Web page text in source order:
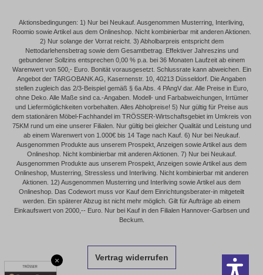
×
Aktionsbedingungen: 1) Nur bei Neukauf. Ausgenommen Musterring, Interliving,
Roomio sowie Artikel aus dem Onlineshop. Nicht kombinierbar mit anderen Aktionen.
2) Nur solange der Vorrat reicht. 3) Abholbarpreis entspricht dem
Nettodarlehensbetrag sowie dem Gesamtbetrag. Effektiver Jahreszins und
gebundener Sollzins entsprechen 0,00 % p.a. bei 36 Monaten Laufzeit ab einem
Warenwert von 500,- Euro. Bonität vorausgesetzt. Schlussrate kann abweichen. Ein
Angebot der TARGOBANK AG, Kasernenstr. 10, 40213 Düsseldorf. Die Angaben
stellen zugleich das 2/3-Beispiel gemäß § 6a Abs. 4 PAngV dar. Alle Preise in Euro,
ohne Deko. Alle Maße sind ca.-Angaben. Modell- und Farbabweichungen, Irrtümer
und Liefermöglichkeiten vorbehalten. Alles Abholpreise! 5) Nur gültig für Preise aus
dem stationären Möbel-Fachhandel im TRÖSSER-Wirtschaftsgebiet im Umkreis von
75KM rund um eine unserer Filialen. Nur gültig bei gleicher Qualität und Leistung und
ab einem Warenwert von 1.000€ bis 14 Tage nach Kauf. 6) Nur bei Neukauf.
Ausgenommen Produkte aus unserem Prospekt, Anzeigen sowie Artikel aus dem
Onlineshop. Nicht kombinierbar mit anderen Aktionen. 7) Nur bei Neukauf.
Ausgenommen Produkte aus unserem Prospekt, Anzeigen sowie Artikel aus dem
Onlineshop, Musterring, Stressless und Interliving. Nicht kombinierbar mit anderen
Aktionen. 12) Ausgenommen Musterring und Interliving sowie Artikel aus dem
Onlineshop. Das Codewort muss vor Kauf dem Einrichtungsberater-in mitgeteilt
werden. Ein späterer Abzug ist nicht mehr möglich. Gilt für Aufträge ab einem
Einkaufswert von 2000,-- Euro. Nur bei Kauf in den Filialen Hannover-Garbsen und
Beckum.
Vertrag widerrufen